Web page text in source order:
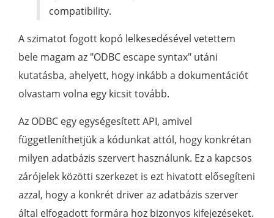
compatibility.
A szimatot fogott kopó lelkesedésével vetettem
bele magam az "ODBC escape syntax" utáni
kutatásba, ahelyett, hogy inkább a dokumentációt
olvastam volna egy kicsit tovább.
Az ODBC egy egységesített API, amivel
függetleníthetjük a kódunkat attól, hogy konkrétan
milyen adatbázis szervert használunk. Ez a kapcsos
zárójelek közötti szerkezet is ezt hivatott elősegíteni
azzal, hogy a konkrét driver az adatbázis szerver
által elfogadott formára hoz bizonyos kifejezéseket.